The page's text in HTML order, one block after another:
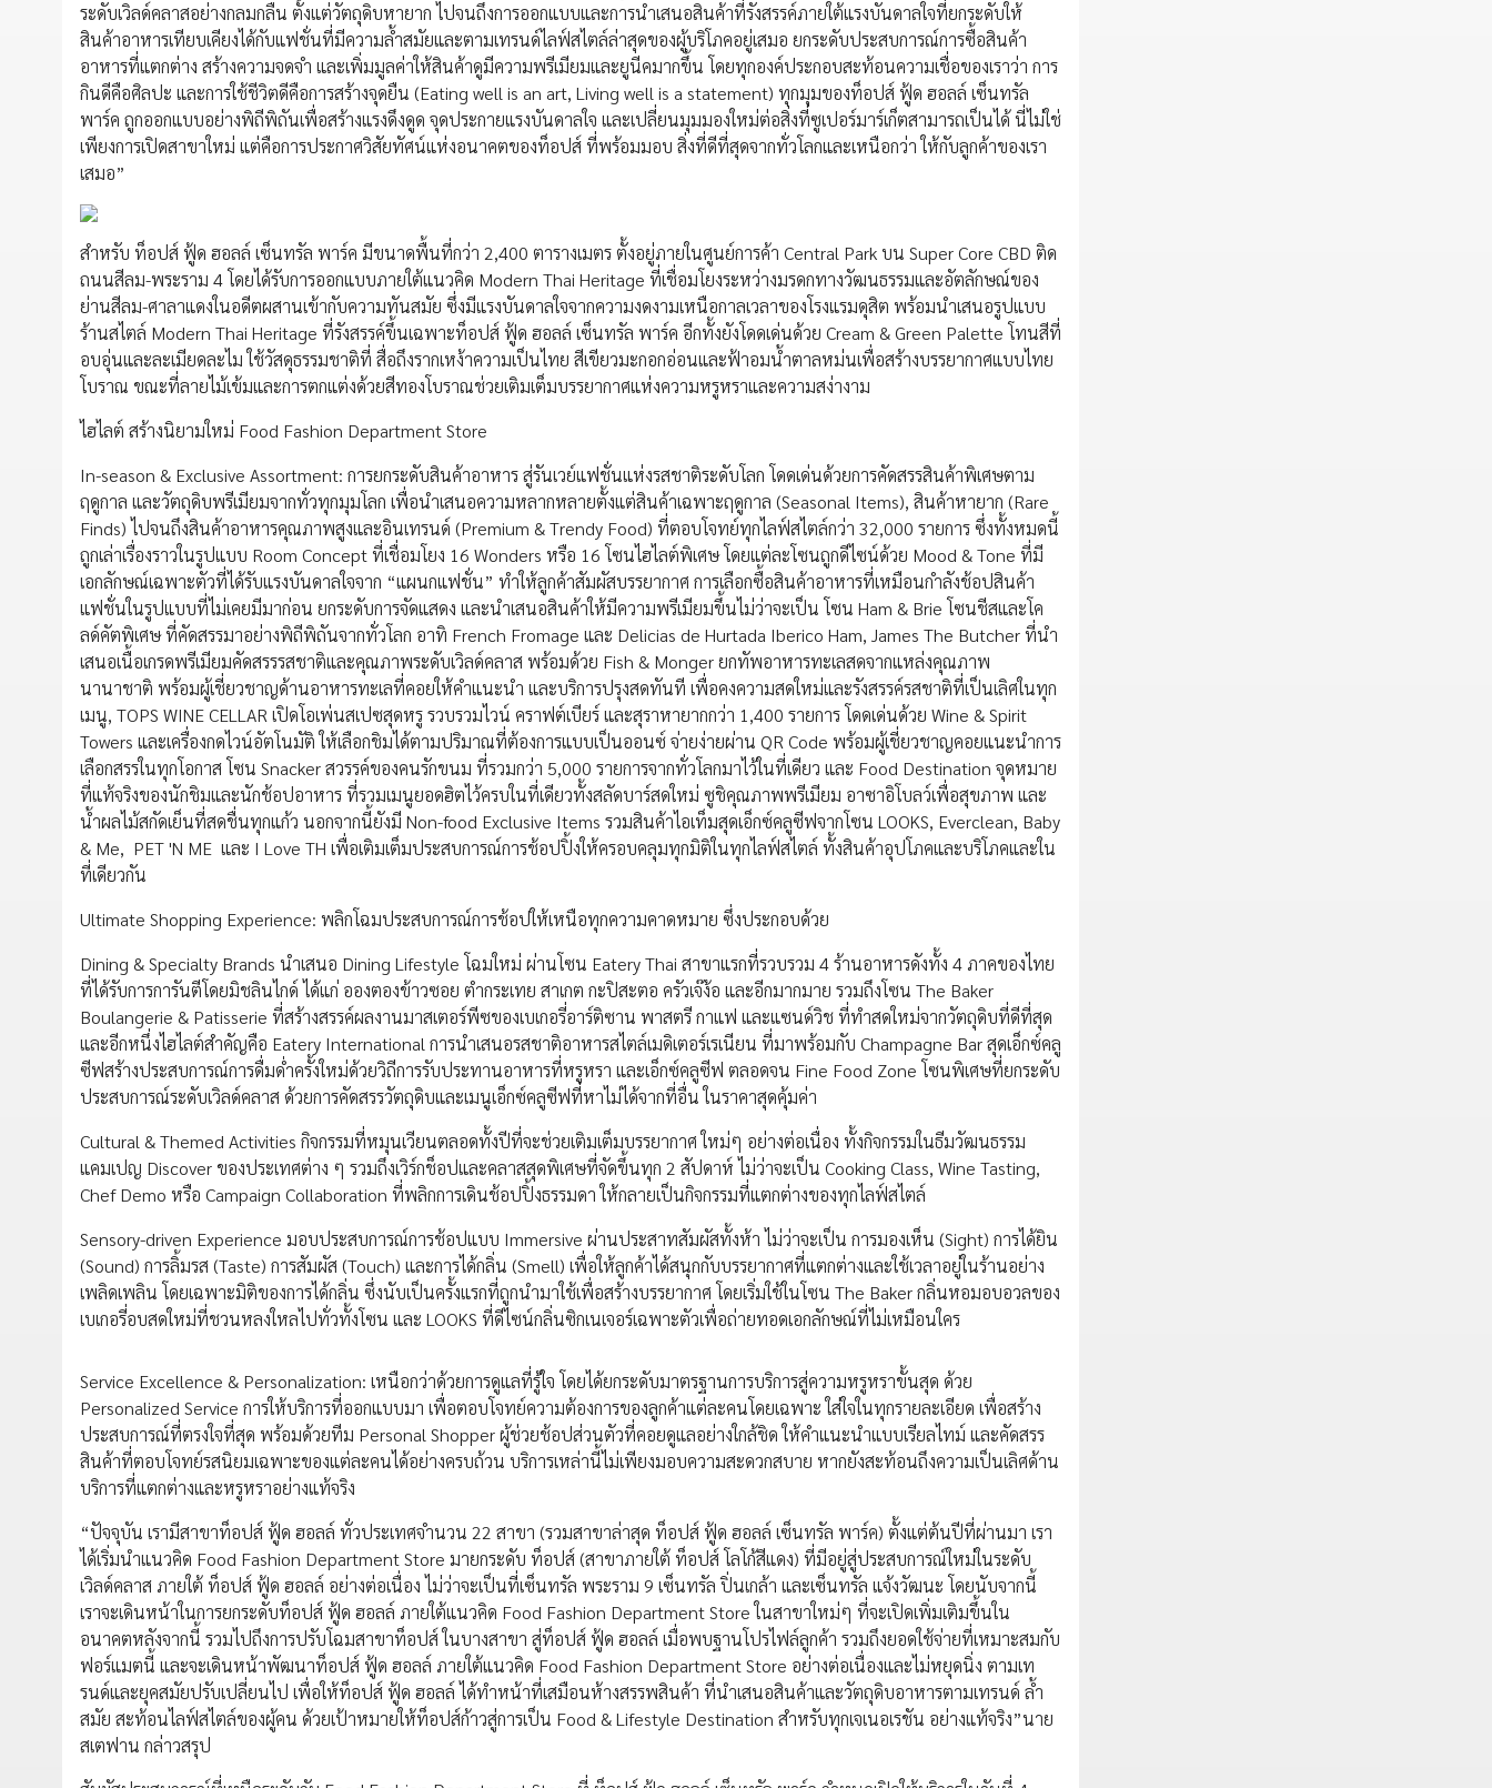
ระดับเวิลด์คลาสอย่างกลมกลืน ตั้งแต่วัตถุดิบหายาก ไปจนถึงการออกแบบและการนำเสนอสินค้าที่รังสรรค์ภายใต้แรงบันดาลใจที่ยกระดับให้
สินค้าอาหารเทียบเคียงได้กับแฟชั่นที่มีความล้ำสมัยและตามเทรนด์ไลฟ์สไตล์ล่าสุดของผู้บริโภคอยู่เสมอ ยกระดับประสบการณ์การซื้อสินค้า
อาหารที่แตกต่าง สร้างความจดจำ และเพิ่มมูลค่าให้สินค้าดูมีความพรีเมียมและยูนีคมากขึ้น โดยทุกองค์ประกอบสะท้อนความเชื่อของเราว่า การ
กินดีคือศิลปะ และการใช้ชีวิตดีคือการสร้างจุดยืน (Eating well is an art, Living well is a statement) ทุกมุมของท็อปส์ ฟู้ด ฮอลล์ เซ็นทรัล
พาร์ค ถูกออกแบบอย่างพิถีพิถันเพื่อสร้างแรงดึงดูด จุดประกายแรงบันดาลใจ และเปลี่ยนมุมมองใหม่ต่อสิ่งที่ซูเปอร์มาร์เก็ตสามารถเป็นได้ นี่ไม่ใช่
เพียงการเปิดสาขาใหม่ แต่คือการประกาศวิสัยทัศน์แห่งอนาคตของท็อปส์ ที่พร้อมมอบ สิ่งที่ดีที่สุดจากทั่วโลกและเหนือกว่า ให้กับลูกค้าของเรา
เสมอ”
สำหรับ ท็อปส์ ฟู้ด ฮอลล์ เซ็นทรัล พาร์ค มีขนาดพื้นที่กว่า 2,400 ตารางเมตร ตั้งอยู่ภายในศูนย์การค้า Central Park บน Super Core CBD ติด
ถนนสีลม-พระราม 4 โดยได้รับการออกแบบภายใต้แนวคิด Modern Thai Heritage ที่เชื่อมโยงระหว่างมรดกทางวัฒนธรรมและอัตลักษณ์ของ
ย่านสีลม-ศาลาแดงในอดีตผสานเข้ากับความทันสมัย ซึ่งมีแรงบันดาลใจจากความงดงามเหนือกาลเวลาของโรงแรมดุสิต พร้อมนำเสนอรูปแบบ
ร้านสไตล์ Modern Thai Heritage ที่รังสรรค์ขึ้นเฉพาะท็อปส์ ฟู้ด ฮอลล์ เซ็นทรัล พาร์ค อีกทั้งยังโดดเด่นด้วย Cream & Green Palette โทนสีที่
อบอุ่นและละเมียดละไม ใช้วัสดุธรรมชาติที่ สื่อถึงรากเหง้าความเป็นไทย สีเขียวมะกอกอ่อนและฟ้าอมน้ำตาลหม่นเพื่อสร้างบรรยากาศแบบไทย
โบราณ ขณะที่ลายไม้เข้มและการตกแต่งด้วยสีทองโบราณช่วยเติมเต็มบรรยากาศแห่งความหรูหราและความสง่างาม
ไฮไลต์ สร้างนิยามใหม่ Food Fashion Department Store
In-season & Exclusive Assortment: การยกระดับสินค้าอาหาร สู่รันเวย์แฟชั่นแห่งรสชาติระดับโลก โดดเด่นด้วยการคัดสรรสินค้าพิเศษตาม
ฤดูกาล และวัตถุดิบพรีเมียมจากทั่วทุกมุมโลก เพื่อนำเสนอความหลากหลายตั้งแต่สินค้าเฉพาะฤดูกาล (Seasonal Items), สินค้าหายาก (Rare
Finds) ไปจนถึงสินค้าอาหารคุณภาพสูงและอินเทรนด์ (Premium & Trendy Food) ที่ตอบโจทย์ทุกไลฟ์สไตล์กว่า 32,000 รายการ ซึ่งทั้งหมดนี้
ถูกเล่าเรื่องราวในรูปแบบ Room Concept ที่เชื่อมโยง 16 Wonders หรือ 16 โซนไฮไลต์พิเศษ โดยแต่ละโซนถูกดีไซน์ด้วย Mood & Tone ที่มี
เอกลักษณ์เฉพาะตัวที่ได้รับแรงบันดาลใจจาก “แผนกแฟชั่น” ทำให้ลูกค้าสัมผัสบรรยากาศ การเลือกซื้อสินค้าอาหารที่เหมือนกำลังช้อปสินค้า
แฟชั่นในรูปแบบที่ไม่เคยมีมาก่อน ยกระดับการจัดแสดง และนำเสนอสินค้าให้มีความพรีเมียมขึ้นไม่ว่าจะเป็น โซน Ham & Brie โซนชีสและโค
ลด์คัตพิเศษ ที่คัดสรรมาอย่างพิถีพิถันจากทั่วโลก อาทิ French Fromage และ Delicias de Hurtada Iberico Ham, James The Butcher ที่นำ
เสนอเนื้อเกรดพรีเมียมคัดสรรรสชาติและคุณภาพระดับเวิลด์คลาส พร้อมด้วย Fish & Monger ยกทัพอาหารทะเลสดจากแหล่งคุณภาพ
นานาชาติ พร้อมผู้เชี่ยวชาญด้านอาหารทะเลที่คอยให้คำแนะนำ และบริการปรุงสดทันที เพื่อคงความสดใหม่และรังสรรค์รสชาติที่เป็นเลิศในทุก
เมนู, TOPS WINE CELLAR เปิดโอเพ่นสเปซสุดหรู รวบรวมไวน์ คราฟต์เบียร์ และสุราหายากกว่า 1,400 รายการ โดดเด่นด้วย Wine & Spirit
Towers และเครื่องกดไวน์อัตโนมัติ ให้เลือกชิมได้ตามปริมาณที่ต้องการแบบเป็นออนซ์ จ่ายง่ายผ่าน QR Code พร้อมผู้เชี่ยวชาญคอยแนะนำการ
เลือกสรรในทุกโอกาส โซน Snacker สวรรค์ของคนรักขนม ที่รวมกว่า 5,000 รายการจากทั่วโลกมาไว้ในที่เดียว และ Food Destination จุดหมาย
ที่แท้จริงของนักชิมและนักช้อปอาหาร ที่รวมเมนูยอดฮิตไว้ครบในที่เดียวทั้งสลัดบาร์สดใหม่ ซูชิคุณภาพพรีเมียม อาซาอิโบลว์เพื่อสุขภาพ และ
น้ำผลไม้สกัดเย็นที่สดชื่นทุกแก้ว นอกจากนี้ยังมี Non-food Exclusive Items รวมสินค้าไอเท็มสุดเอ็กซ์คลูซีฟจากโซน LOOKS, Everclean, Baby
& Me, PET 'N ME และ I Love TH เพื่อเติมเต็มประสบการณ์การช้อปปิ้งให้ครอบคลุมทุกมิติในทุกไลฟ์สไตล์ ทั้งสินค้าอุปโภคและบริโภคและใน
ที่เดียวกัน
Ultimate Shopping Experience: พลิกโฉมประสบการณ์การช้อปให้เหนือทุกความคาดหมาย ซึ่งประกอบด้วย
Dining & Specialty Brands นำเสนอ Dining Lifestyle โฉมใหม่ ผ่านโซน Eatery Thai สาขาแรกที่รวบรวม 4 ร้านอาหารดังทั้ง 4 ภาคของไทย
ที่ได้รับการการันตีโดยมิชลินไกด์ ได้แก่ อองตองข้าวซอย ตำกระเทย สาเกต กะปิสะตอ ครัวเจ๊ง้อ และอีกมากมาย รวมถึงโซน The Baker
Boulangerie & Patisserie ที่สร้างสรรค์ผลงานมาสเตอร์พีซของเบเกอรี่อาร์ติซาน พาสตรี กาแฟ และแซนด์วิช ที่ทำสดใหม่จากวัตถุดิบที่ดีที่สุด
และอีกหนึ่งไฮไลต์สำคัญคือ Eatery International การนำเสนอรสชาติอาหารสไตล์เมดิเตอร์เรเนียน ที่มาพร้อมกับ Champagne Bar สุดเอ็กซ์คลู
ซีฟสร้างประสบการณ์การดื่มด่ำครั้งใหม่ด้วยวิถีการรับประทานอาหารที่หรูหรา และเอ็กซ์คลูซีฟ ตลอดจน Fine Food Zone โซนพิเศษที่ยกระดับ
ประสบการณ์ระดับเวิลด์คลาส ด้วยการคัดสรรวัตถุดิบและเมนูเอ็กซ์คลูซีฟที่หาไม่ได้จากที่อื่น ในราคาสุดคุ้มค่า
Cultural & Themed Activities กิจกรรมที่หมุนเวียนตลอดทั้งปีที่จะช่วยเติมเต็มบรรยากาศ ใหม่ๆ อย่างต่อเนื่อง ทั้งกิจกรรมในธีมวัฒนธรรม
แคมเปญ Discover ของประเทศต่าง ๆ รวมถึงเวิร์กช็อปและคลาสสุดพิเศษที่จัดขึ้นทุก 2 สัปดาห์ ไม่ว่าจะเป็น Cooking Class, Wine Tasting,
Chef Demo หรือ Campaign Collaboration ที่พลิกการเดินช้อปปิ้งธรรมดา ให้กลายเป็นกิจกรรมที่แตกต่างของทุกไลฟ์สไตล์
Sensory-driven Experience มอบประสบการณ์การช้อปแบบ Immersive ผ่านประสาทสัมผัสทั้งห้า ไม่ว่าจะเป็น การมองเห็น (Sight) การได้ยิน
(Sound) การลิ้มรส (Taste) การสัมผัส (Touch) และการได้กลิ่น (Smell) เพื่อให้ลูกค้าได้สนุกกับบรรยากาศที่แตกต่างและใช้เวลาอยู่ในร้านอย่าง
เพลิดเพลิน โดยเฉพาะมิติของการได้กลิ่น ซึ่งนับเป็นครั้งแรกที่ถูกนำมาใช้เพื่อสร้างบรรยากาศ โดยเริ่มใช้ในโซน The Baker กลิ่นหอมอบอวลของ
เบเกอรี่อบสดใหม่ที่ชวนหลงใหลไปทั่วทั้งโซน และ LOOKS ที่ดีไซน์กลิ่นซิกเนเจอร์เฉพาะตัวเพื่อถ่ายทอดเอกลักษณ์ที่ไม่เหมือนใคร
Service Excellence & Personalization: เหนือกว่าด้วยการดูแลที่รู้ใจ โดยได้ยกระดับมาตรฐานการบริการสู่ความหรูหราขั้นสุด ด้วย
Personalized Service การให้บริการที่ออกแบบมา เพื่อตอบโจทย์ความต้องการของลูกค้าแต่ละคนโดยเฉพาะ ใส่ใจในทุกรายละเอียด เพื่อสร้าง
ประสบการณ์ที่ตรงใจที่สุด พร้อมด้วยทีม Personal Shopper ผู้ช่วยช้อปส่วนตัวที่คอยดูแลอย่างใกล้ชิด ให้คำแนะนำแบบเรียลไทม์ และคัดสรร
สินค้าที่ตอบโจทย์รสนิยมเฉพาะของแต่ละคนได้อย่างครบถ้วน บริการเหล่านี้ไม่เพียงมอบความสะดวกสบาย หากยังสะท้อนถึงความเป็นเลิศด้าน
บริการที่แตกต่างและหรูหราอย่างแท้จริง
“ปัจจุบัน เรามีสาขาท็อปส์ ฟู้ด ฮอลล์ ทั่วประเทศจำนวน 22 สาขา (รวมสาขาล่าสุด ท็อปส์ ฟู้ด ฮอลล์ เซ็นทรัล พาร์ค) ตั้งแต่ต้นปีที่ผ่านมา เรา
ได้เริ่มนำแนวคิด Food Fashion Department Store มายกระดับ ท็อปส์ (สาขาภายใต้ ท็อปส์ โลโก้สีแดง) ที่มีอยู่สู่ประสบการณ์ใหม่ในระดับ
เวิลด์คลาส ภายใต้ ท็อปส์ ฟู้ด ฮอลล์ อย่างต่อเนื่อง ไม่ว่าจะเป็นที่เซ็นทรัล พระราม 9 เซ็นทรัล ปิ่นเกล้า และเซ็นทรัล แจ้งวัฒนะ โดยนับจากนี้
เราจะเดินหน้าในการยกระดับท็อปส์ ฟู้ด ฮอลล์ ภายใต้แนวคิด Food Fashion Department Store ในสาขาใหม่ๆ ที่จะเปิดเพิ่มเติมขึ้นใน
อนาคตหลังจากนี้ รวมไปถึงการปรับโฉมสาขาท็อปส์ ในบางสาขา สู่ท็อปส์ ฟู้ด ฮอลล์ เมื่อพบฐานโปรไฟล์ลูกค้า รวมถึงยอดใช้จ่ายที่เหมาะสมกับ
ฟอร์แมตนี้ และจะเดินหน้าพัฒนาท็อปส์ ฟู้ด ฮอลล์ ภายใต้แนวคิด Food Fashion Department Store อย่างต่อเนื่องและไม่หยุดนิ่ง ตามเท
รนด์และยุคสมัยปรับเปลี่ยนไป เพื่อให้ท็อปส์ ฟู้ด ฮอลล์ ได้ทำหน้าที่เสมือนห้างสรรพสินค้า ที่นำเสนอสินค้าและวัตถุดิบอาหารตามเทรนด์ ล้ำ
สมัย สะท้อนไลฟ์สไตล์ของผู้คน ด้วยเป้าหมายให้ท็อปส์ก้าวสู่การเป็น Food & Lifestyle Destination สำหรับทุกเจเนอเรชัน อย่างแท้จริง”นาย
สเตฟาน กล่าวสรุป